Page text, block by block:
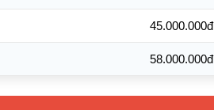
45.000.000đ
58.000.000đ